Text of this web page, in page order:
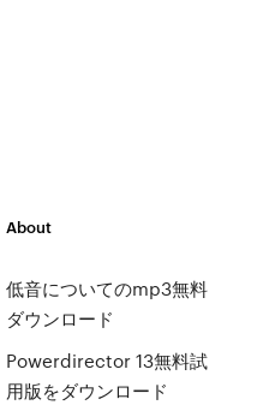
About
低音についてのmp3無料
ダウンロード
Powerdirector 13無料試
用版をダウンロード